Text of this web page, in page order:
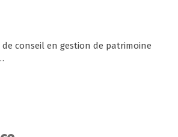
de conseil en gestion de patrimoine